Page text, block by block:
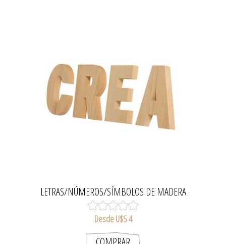
LETRAS/NÚMEROS/SÍMBOLOS DE MADERA
Desde U$S 4